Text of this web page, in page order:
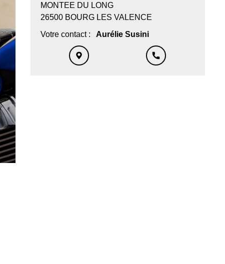
MONTEE DU LONG
26500 BOURG LES VALENCE
Votre contact :
Aurélie Susini